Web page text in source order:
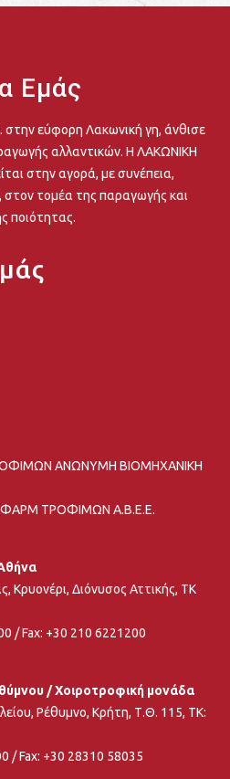
Εμάς
εύφορη Λακωνική γη, άνθισε
αλλαντικών. Η ΛΑΚΩΝΙΚΗ
στην αγορά, με συνέπεια,
τομέα της παραγωγής και
ποιότητας.
ΑΝΩΝΥΜΗ ΒΙΟΜΗΧΑΝΙΚΗ
ΦΑΡΜ ΤΡΟΦΙΜΩΝ Α.Β.Ε.Ε.
Κρυονέρι, Διόνυσος Αττικής, ΤΚ
/ Fax: +30 210 6221200
/ Χοιροτροφική μονάδα
Ρέθυμνο, Κρήτη, Τ.Θ. 115, ΤΚ:
/ Fax: +30 28310 58035